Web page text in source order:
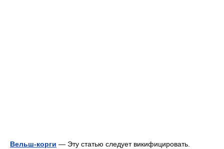
Вельш-корги — Эту статью следует викифицировать.